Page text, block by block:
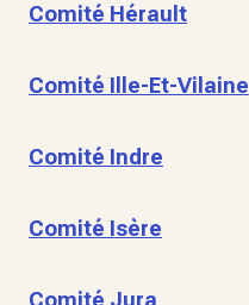
Comité Hérault
Comité Ille-Et-Vilaine
Comité Indre
Comité Isère
Comité Jura